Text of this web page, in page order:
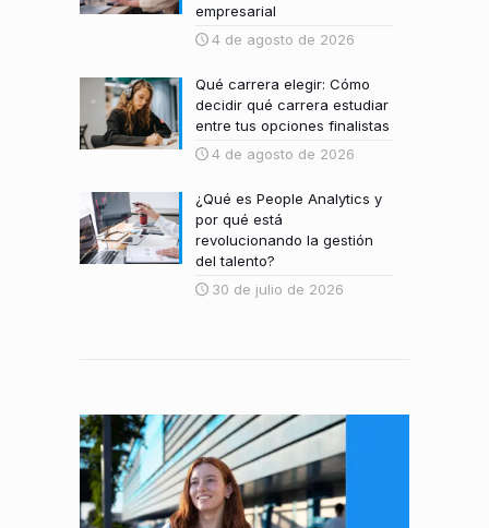
empresarial
4 de agosto de 2026
Qué carrera elegir: Cómo
decidir qué carrera estudiar
entre tus opciones finalistas
4 de agosto de 2026
¿Qué es People Analytics y
por qué está
revolucionando la gestión
del talento?
30 de julio de 2026